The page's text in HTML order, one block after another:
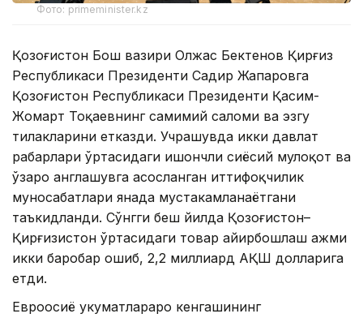
Фото: primeminister.kz
Қозоғистон Бош вазири Олжас Бектенов Қирғиз
Республикаси Президенти Садир Жапаровга
Қозоғистон Республикаси Президенти Қасим-
Жомарт Тоқаевнинг самимий саломи ва эзгу
тилакларини етказди. Учрашувда икки давлат
раҳбарлари ўртасидаги ишончли сиёсий мулоқот ва
ўзаро англашувга асосланган иттифоқчилик
муносабатлари янада мустаҳкамланаётгани
таъкидланди. Сўнгги беш йилда Қозоғистон–
Қирғизистон ўртасидаги товар айирбошлаш ҳажми
икки баробар ошиб, 2,2 миллиард АҚШ долларига
етди.
Евроосиё ҳукуматлараро кенгашининг